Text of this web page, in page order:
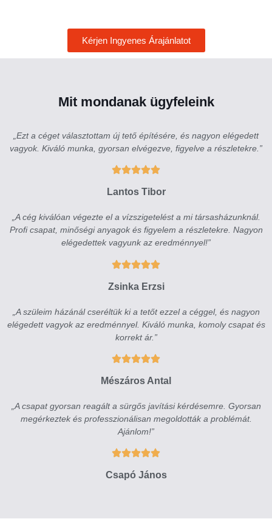
Kérjen Ingyenes Árajánlatot
Mit mondanak ügyfeleink
„Ezt a céget választottam új tető építésére, és nagyon elégedett
vagyok. Kiváló munka, gyorsan elvégezve, figyelve a részletekre.”
Lantos Tibor
„A cég kiválóan végezte el a vízszigetelést a mi társasházunknál.
Profi csapat, minőségi anyagok és figyelem a részletekre. Nagyon
elégedettek vagyunk az eredménnyel!”
Zsinka Erzsi
„A szüleim házánál cseréltük ki a tetőt ezzel a céggel, és nagyon
elégedett vagyok az eredménnyel. Kiváló munka, komoly csapat és
korrekt ár.”
Mészáros Antal
„A csapat gyorsan reagált a sürgős javítási kérdésemre. Gyorsan
megérkeztek és professzionálisan megoldották a problémát.
Ajánlom!”
Csapó János